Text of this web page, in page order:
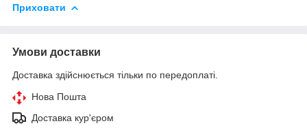
Приховати
Умови доставки
Доставка здійснюється тільки по передоплаті.
Нова Пошта
Доставка кур'єром